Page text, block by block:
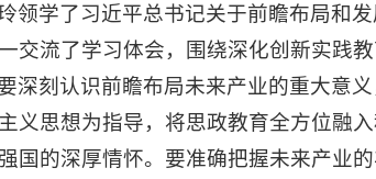
领学了习近平总书记关于前瞻布局和
交流了学习体会，围绕深化创新实践
深刻认识前瞻布局未来产业的重大意
义思想为指导，将思政教育全方位融
国的深厚情怀。要准确把握未来产业